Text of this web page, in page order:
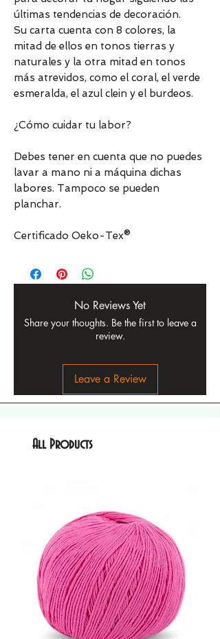
últimas tendencias de decoración.
Su carta cuenta con 8 colores, la
mitad de ellos en tonos tierras y
naturales y la otra mitad en tonos
más atrevidos, como el coral, el verde
esmeralda, el azul clein y el burdeos.
¿Cómo cuidar tu labor?
Debes tener en cuenta que no puedes
lavar a mano ni a máquina dichas
labores. Tampoco se pueden
planchar.
Certificado Oeko-Tex®
No Reviews Yet
Share your thoughts. Be the first to leave a
review.
Leave a Review
All Products